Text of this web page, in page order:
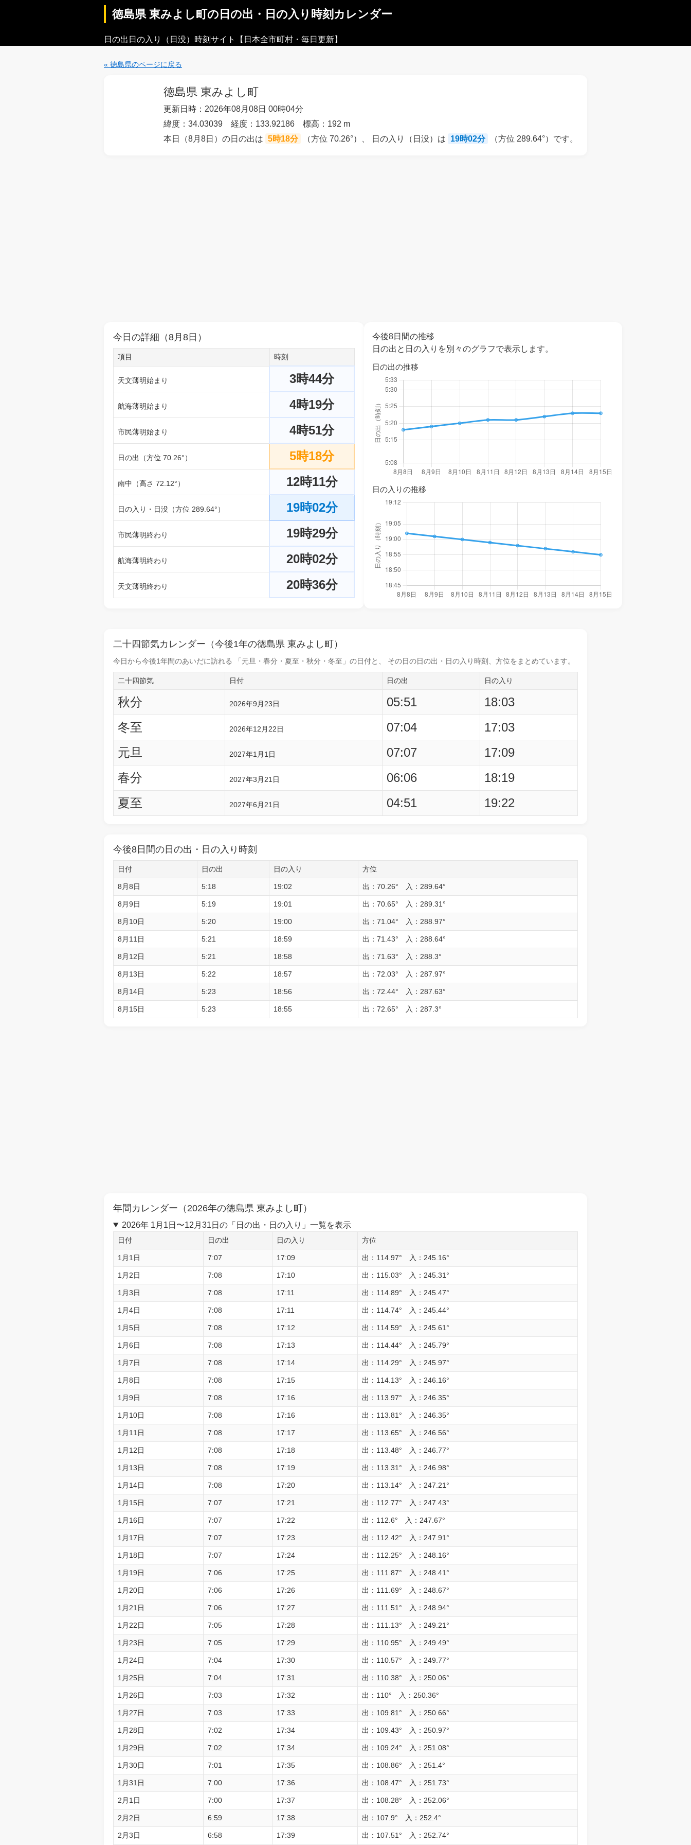
徳島県 東みよし町の日の出・日の入り時刻カレンダー
日の出日の入り（日没）時刻サイト【日本全市町村・毎日更新】
« 徳島県のページに戻る
徳島県 東みよし町
更新日時：2026年08月08日 00時04分
緯度：34.03039 経度：133.92186 標高：192 m
本日（8月8日）の日の出は 5時18分 （方位 70.26°）、 日の入り（日没）は 19時02分 （方位 289.64°）です。
今日の詳細（8月8日）
項目 時刻
天文薄明始まり 3時44分
航海薄明始まり 4時19分
市民薄明始まり 4時51分
日の出（方位 70.26°） 5時18分
南中（高さ 72.12°） 12時11分
日の入り・日没（方位 289.64°） 19時02分
市民薄明終わり 19時29分
航海薄明終わり 20時02分
天文薄明終わり 20時36分
今後8日間の推移
日の出と日の入りを別々のグラフで表示します。
日の出の推移
日の入りの推移
二十四節気カレンダー（今後1年の徳島県 東みよし町）
今日から今後1年間のあいだに訪れる 「元旦・春分・夏至・秋分・冬至」の日付と、 その日の日の出・日の入り時刻 、方位をまとめています。
二十四節気 日付 日の出 日の入り
秋分 2026年9月23日 05:51
18:03
冬至
2026年12月22日 07:04
17:03
元旦
2027年1月1日 07:07
17:09
春分
2027年3月21日 06:06
18:19
夏至
2027年6月21日 04:51 19:22
今後8日間の日の出・日の入り時刻
日付 日の出 日の入り 方位
8月8日 5:18 19:02 出：70.26° 入：289.64°
8月9日 5:19 19:01 出：70.65° 入：289.31°
8月10日 5:20 19:00 出：71.04° 入：288.97°
8月11日 5:21 18:59 出：71.43° 入：288.64°
8月12日 5:21 18:58 出：71.63° 入：288.3°
8月13日 5:22 18:57 出：72.03° 入：287.97°
8月14日 5:23 18:56 出：72.44° 入：287.63°
8月15日 5:23 18:55 出：72.65° 入：287.3°
年間カレンダー（2026年の徳島県 東みよし町）
2026年 1月1日〜12月31日の「日の出・日の入り」一覧を表示
日付 日の出 日の入り 方位
1月1日 7:07 17:09 出：114.97° 入：245.16°
1月2日 7:08 17:10 出：115.03° 入：245.31°
1月3日 7:08 17:11 出：114.89° 入：245.47°
1月4日 7:08 17:11 出：114.74° 入：245.44°
1月5日 7:08 17:12 出：114.59° 入：245.61°
1月6日 7:08 17:13 出：114.44° 入：245.79°
1月7日 7:08 17:14 出：114.29° 入：245.97°
1月8日 7:08 17:15 出：114.13° 入：246.16°
1月9日 7:08 17:16 出：113.97° 入：246.35°
1月10日 7:08 17:16 出：113.81° 入：246.35°
1月11日 7:08 17:17 出：113.65° 入：246.56°
1月12日 7:08 17:18 出：113.48° 入：246.77°
1月13日 7:08 17:19 出：113.31° 入：246.98°
1月14日 7:08 17:20 出：113.14° 入：247.21°
1月15日 7:07 17:21 出：112.77° 入：247.43°
1月16日 7:07 17:22 出：112.6° 入：247.67°
1月17日 7:07 17:23 出：112.42° 入：247.91°
1月18日 7:07 17:24 出：112.25° 入：248.16°
1月19日 7:06 17:25 出：111.87° 入：248.41°
1月20日 7:06 17:26 出：111.69° 入：248.67°
1月21日 7:06 17:27 出：111.51° 入：248.94°
1月22日 7:05 17:28 出：111.13° 入：249.21°
1月23日 7:05 17:29 出：110.95° 入：249.49°
1月24日 7:04 17:30 出：110.57° 入：249.77°
1月25日 7:04 17:31 出：110.38° 入：250.06°
1月26日 7:03 17:32 出：110° 入：250.36°
1月27日 7:03 17:33 出：109.81° 入：250.66°
1月28日 7:02 17:34 出：109.43° 入：250.97°
1月29日 7:02 17:34 出：109.24° 入：251.08°
1月30日 7:01 17:35 出：108.86° 入：251.4°
1月31日 7:00 17:36 出：108.47° 入：251.73°
2月1日 7:00 17:37 出：108.28° 入：252.06°
2月2日 6:59 17:38 出：107.9° 入：252.4°
2月3日 6:58 17:39 出：107.51° 入：252.74°